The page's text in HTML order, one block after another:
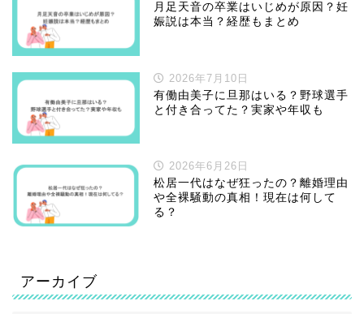
月足天音の卒業はいじめが原因？妊
娠説は本当？経歴もまとめ
2026年7月10日
有働由美子に旦那はいる？野球選手
と付き合ってた？実家や年収も
2026年6月26日
松居一代はなぜ狂ったの？離婚理由
や全裸騒動の真相！現在は何して
る？
アーカイブ